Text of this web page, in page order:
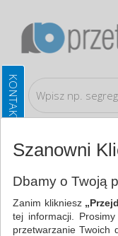
Papier i
WSZYSTKIE
Szanowni
Dbamy o Twoją
Zanim klikniesz
tej informacji.
przetwarzanie Twoich